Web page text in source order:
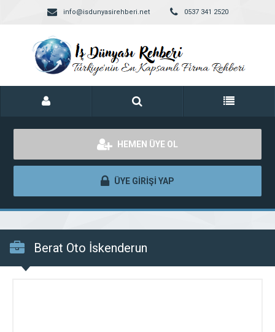
info@isdunyasirehberi.net 0537 341 2520
HEMEN ÜYE OL
ÜYE GİRİŞİ YAP
Berat Oto İskenderun